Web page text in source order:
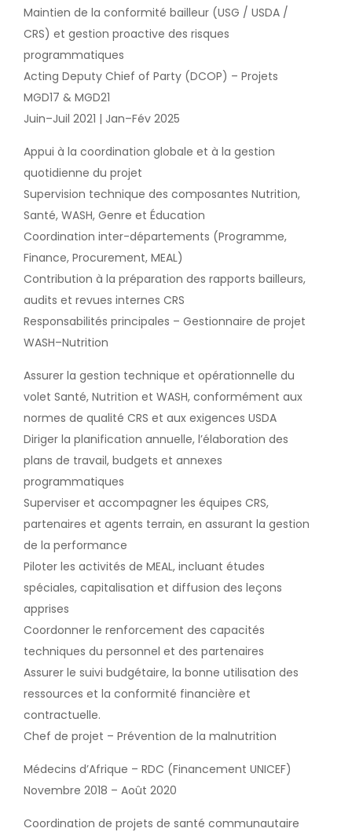
Maintien de la conformité bailleur (USG / USDA /
CRS) et gestion proactive des risques
programmatiques
Acting Deputy Chief of Party (DCOP) – Projets
MGD17 & MGD21
Juin–Juil 2021 | Jan–Fév 2025
Appui à la coordination globale et à la gestion
quotidienne du projet
Supervision technique des composantes Nutrition,
Santé, WASH, Genre et Éducation
Coordination inter-départements (Programme,
Finance, Procurement, MEAL)
Contribution à la préparation des rapports bailleurs,
audits et revues internes CRS
Responsabilités principales – Gestionnaire de projet
WASH–Nutrition
Assurer la gestion technique et opérationnelle du
volet Santé, Nutrition et WASH, conformément aux
normes de qualité CRS et aux exigences USDA
Diriger la planification annuelle, l’élaboration des
plans de travail, budgets et annexes
programmatiques
Superviser et accompagner les équipes CRS,
partenaires et agents terrain, en assurant la gestion
de la performance
Piloter les activités de MEAL, incluant études
spéciales, capitalisation et diffusion des leçons
apprises
Coordonner le renforcement des capacités
techniques du personnel et des partenaires
Assurer le suivi budgétaire, la bonne utilisation des
ressources et la conformité financière et
contractuelle.
Chef de projet – Prévention de la malnutrition
Médecins d’Afrique – RDC (Financement UNICEF)
Novembre 2018 – Août 2020
Coordination de projets de santé communautaire